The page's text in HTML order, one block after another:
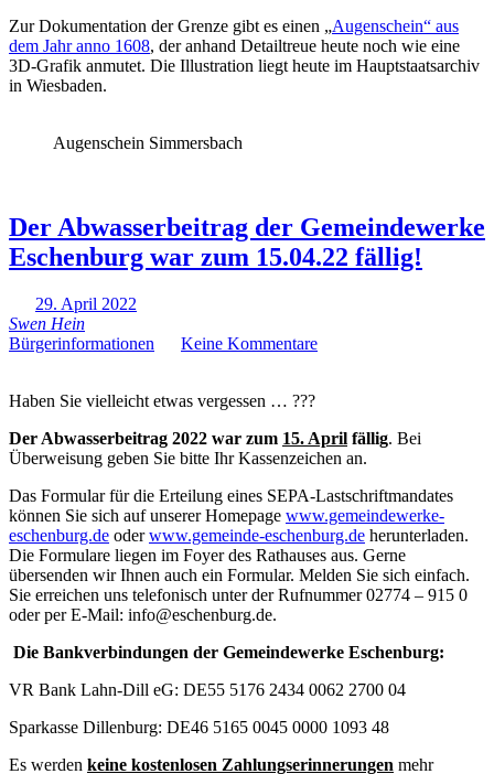
Zur Dokumentation der Grenze gibt es einen „Augenschein“ aus
dem Jahr anno 1608, der anhand Detailtreue heute noch wie eine
3D-Grafik anmutet. Die Illustration liegt heute im Hauptstaatsarchiv
in Wiesbaden.
Augenschein Simmersbach
Der Abwasserbeitrag der Gemeindewerke
Eschenburg war zum 15.04.22 fällig!
29. April 2022
Swen Hein
Bürgerinformationen
Keine Kommentare
Haben Sie vielleicht etwas vergessen … ???
Der Abwasserbeitrag 2022 war zum 15. April fällig. Bei
Überweisung geben Sie bitte Ihr Kassenzeichen an.
Das Formular für die Erteilung eines SEPA-Lastschriftmandates
können Sie sich auf unserer Homepage www.gemeindewerke-
eschenburg.de oderwww.gemeinde-eschenburg.de herunterladen.
Die Formulare liegen im Foyer des Rathauses aus. Gerne
übersenden wir Ihnen auch ein Formular. Melden Sie sich einfach.
Sie erreichen uns telefonisch unter der Rufnummer 02774 – 915 0
oder per E-Mail: info@eschenburg.de.
Die Bankverbindungen der Gemeindewerke Eschenburg:
VR Bank Lahn-Dill eG: DE55 5176 2434 0062 2700 04
Sparkasse Dillenburg: DE46 5165 0045 0000 1093 48
Es werden keine kostenlosen Zahlungserinnerungen mehr